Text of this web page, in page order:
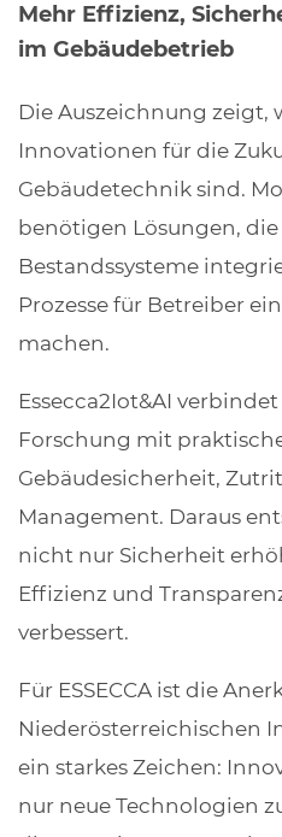
Mehr Effizienz,
im Gebäudebetrieb
Die Auszeichnung
Innovationen für die
Gebäudetechnik sind.
benötigen Lösungen,
Bestandssysteme
Prozesse für Betreiber
machen.
Essecca2Iot&AI
Forschung mit
Gebäudesicherheit,
Management. Daraus
nicht nur Sicherheit
Effizienz und
verbessert.
Für ESSECCA ist die
Niederösterreichischen
ein starkes Zeichen:
nur neue Technologien